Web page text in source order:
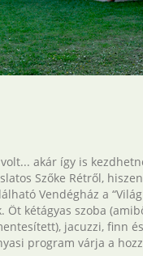
akár így is
Szőke Rétről,
Vendégház a
Öt kétágyas szoba
jacuzzi, finn
program várja a